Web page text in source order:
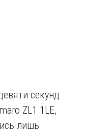
секунд
ZL1 1LE,
лишь